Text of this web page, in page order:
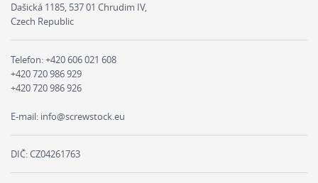
Dašická 1185, 537 01 Chrudim IV,
Czech Republic
Telefon:+420 606 021 608
+420 720 986 929
+420 720 986 926
E-mail: info@screwstock.eu
DIČ: CZ04261763